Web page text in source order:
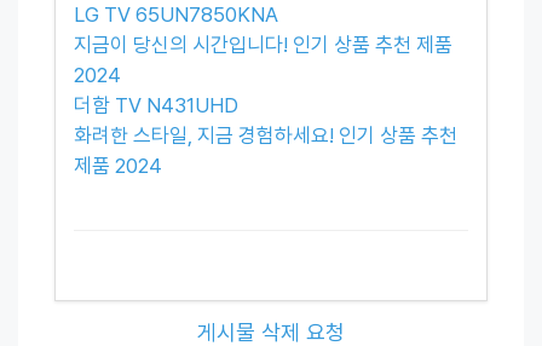
LG TV 65UN7850KNA
지금이 당신의 시간입니다! 인기 상품 추천 제품
2024
더함 TV N431UHD
화려한 스타일, 지금 경험하세요! 인기 상품 추천
제품 2024
게시물 삭제 요청